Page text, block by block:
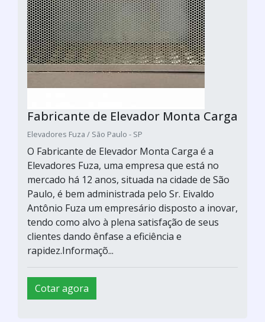
Fabricante de Elevador Monta Carga
Elevadores Fuza / São Paulo - SP
O Fabricante de Elevador Monta Carga é a
Elevadores Fuza, uma empresa que está no
mercado há 12 anos, situada na cidade de São
Paulo, é bem administrada pelo Sr. Eivaldo
Antônio Fuza um empresário disposto a inovar,
tendo como alvo à plena satisfação de seus
clientes dando ênfase a eficiência e
rapidez.Informaçõ...
Cotar agora